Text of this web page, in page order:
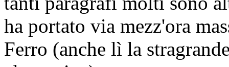
ha portato via mezz'ora
Ferro (anche lì la